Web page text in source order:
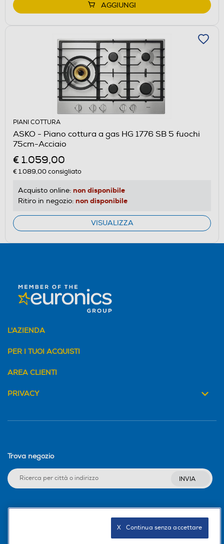
AGGIUNGI
PIANI COTTURA
ASKO - Piano cottura a gas HG 1776 SB 5 fuochi
75cm-Acciaio
€ 1.059,00
€ 1.089,00consigliato
Acquisto online: non disponibile
Ritiro in negozio: non disponibile
VISUALIZZA
L'AZIENDA
PER I TUOI ACQUISTI
AREA CLIENTI
PRIVACY
Trova negozio
INVIA
X   Continua senza accettare